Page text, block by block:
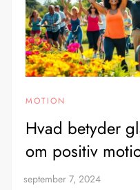
MOTION
Hvad betyder
om positiv